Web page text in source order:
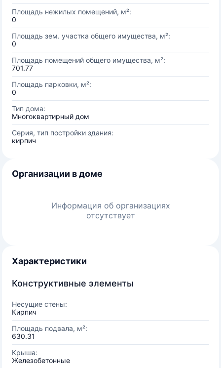
Площадь нежилых помещений, м²:
0
Площадь зем. участка общего имущества, м²:
0
Площадь помещений общего имущества, м²:
701.77
Площадь парковки, м²:
0
Тип дома:
Многоквартирный дом
Серия, тип постройки здания:
кирпич
Организации в доме
Информация об организациях
отсутствует
Характеристики
Конструктивные элементы
Несущие стены:
Кирпич
Площадь подвала, м²:
630.31
Крыша:
Железобетонные